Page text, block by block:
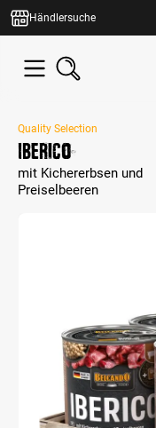
springen
Händlersuche
Quality Selection
Iberico
mit Kichererbsen und
Preiselbeeren